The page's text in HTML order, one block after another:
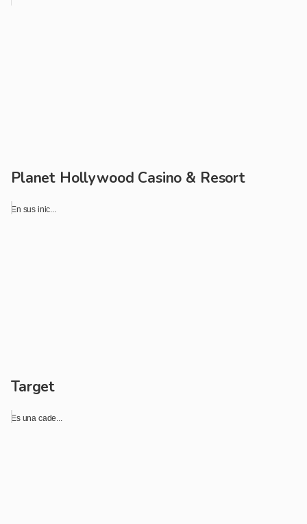
Planet Hollywood Casino & Resort
En sus inic...
Target
Es una cade...